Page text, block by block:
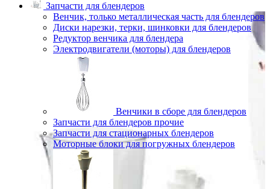
Запчасти для блендеров
Венчик, только металлическая часть для блендеров
Диски нарезки, терки, шинковки для блендеров
Редуктор венчика для блендера
Электродвигатели (моторы) для блендеров
Венчики в сборе для блендеров
Запчасти для блендеров прочие
Запчасти для стационарных блендеров
Моторные блоки для погружных блендеров